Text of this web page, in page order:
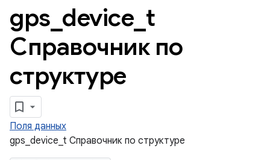
gps device t
Справочник по
структуре
Поля данных
gps_device_t Справочник по структуре